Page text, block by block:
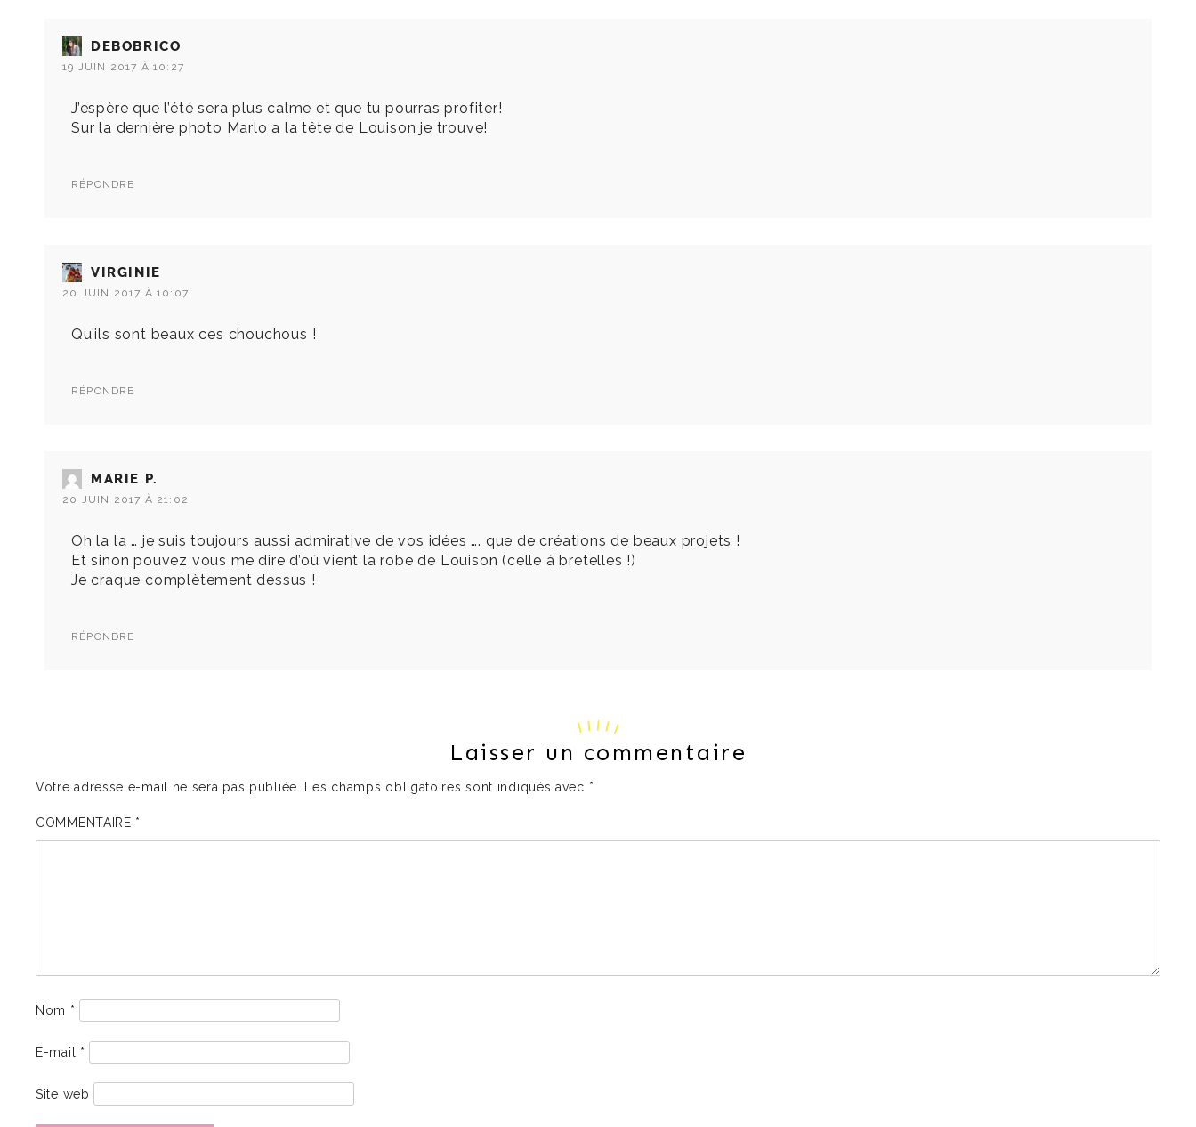
DEBOBRICO
19 JUIN 2017 À 10:27
J’espère que l’été sera plus calme et que tu pourras profiter!
Sur la dernière photo Marlo a la tête de Louison je trouve!
RÉPONDRE
VIRGINIE
20 JUIN 2017 À 10:07
Qu’ils sont beaux ces chouchous !
RÉPONDRE
MARIE P.
20 JUIN 2017 À 21:02
Oh la la … je suis toujours aussi admirative de vos idées …. que de créations de beaux projets !
Et sinon pouvez vous me dire d’où vient la robe de Louison (celle à bretelles !)
Je craque complètement dessus !
RÉPONDRE
Laisser un commentaire
Votre adresse e-mail ne sera pas publiée. Les champs obligatoires sont indiqués avec *
COMMENTAIRE *
Nom *
E-mail *
Site web